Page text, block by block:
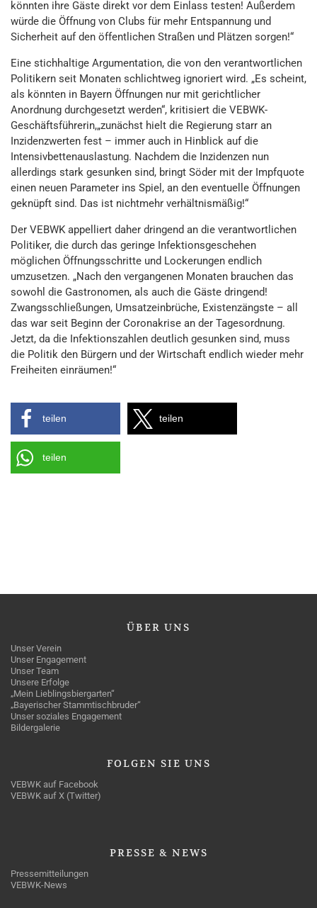
könnten ihre Gäste direkt vor dem Einlass testen! Außerdem
würde die Öffnung von Clubs für mehr Entspannung und
Sicherheit auf den öffentlichen Straßen und Plätzen sorgen!“
Eine stichhaltige Argumentation, die von den verantwortlichen
Politikern seit Monaten schlichtweg ignoriert wird. „Es scheint,
als könnten in Bayern Öffnungen nur mit gerichtlicher
Anordnung durchgesetzt werden“, kritisiert die VEBWK-
Geschäftsführerin,„zunächst hielt die Regierung starr an
Inzidenzwerten fest – immer auch in Hinblick auf die
Intensivbettenauslastung. Nachdem die Inzidenzen nun
allerdings stark gesunken sind, bringt Söder mit der Impfquote
einen neuen Parameter ins Spiel, an den eventuelle Öffnungen
geknüpft sind. Das ist nichtmehr verhältnismäßig!“
Der VEBWK appelliert daher dringend an die verantwortlichen
Politiker, die durch das geringe Infektionsgeschehen
möglichen Öffnungsschritte und Lockerungen endlich
umzusetzen. „Nach den vergangenen Monaten brauchen das
sowohl die Gastronomen, als auch die Gäste dringend!
Zwangsschließungen, Umsatzeinbrüche, Existenzängste – all
das war seit Beginn der Coronakrise an der Tagesordnung.
Jetzt, da die Infektionszahlen deutlich gesunken sind, muss
die Politik den Bürgern und der Wirtschaft endlich wieder mehr
Freiheiten einräumen!“
teilen teilen
teilen
ÜBER UNS
Unser Verein
Unser Engagement
Unser Team
Unsere Erfolge
„Mein Lieblingsbiergarten“
„Bayerischer Stammtischbruder“
Unser soziales Engagement
Bildergalerie
FOLGEN SIE UNS
VEBWK auf Facebook
VEBWK auf X (Twitter)
PRESSE & NEWS
Pressemitteilungen
VEBWK-News